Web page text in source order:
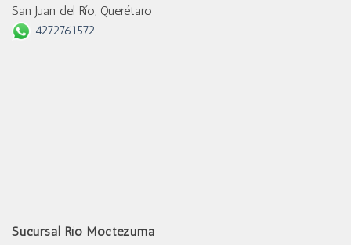
San Juan del Río, Querétaro
4272761572
Sucursal Río Moctezuma